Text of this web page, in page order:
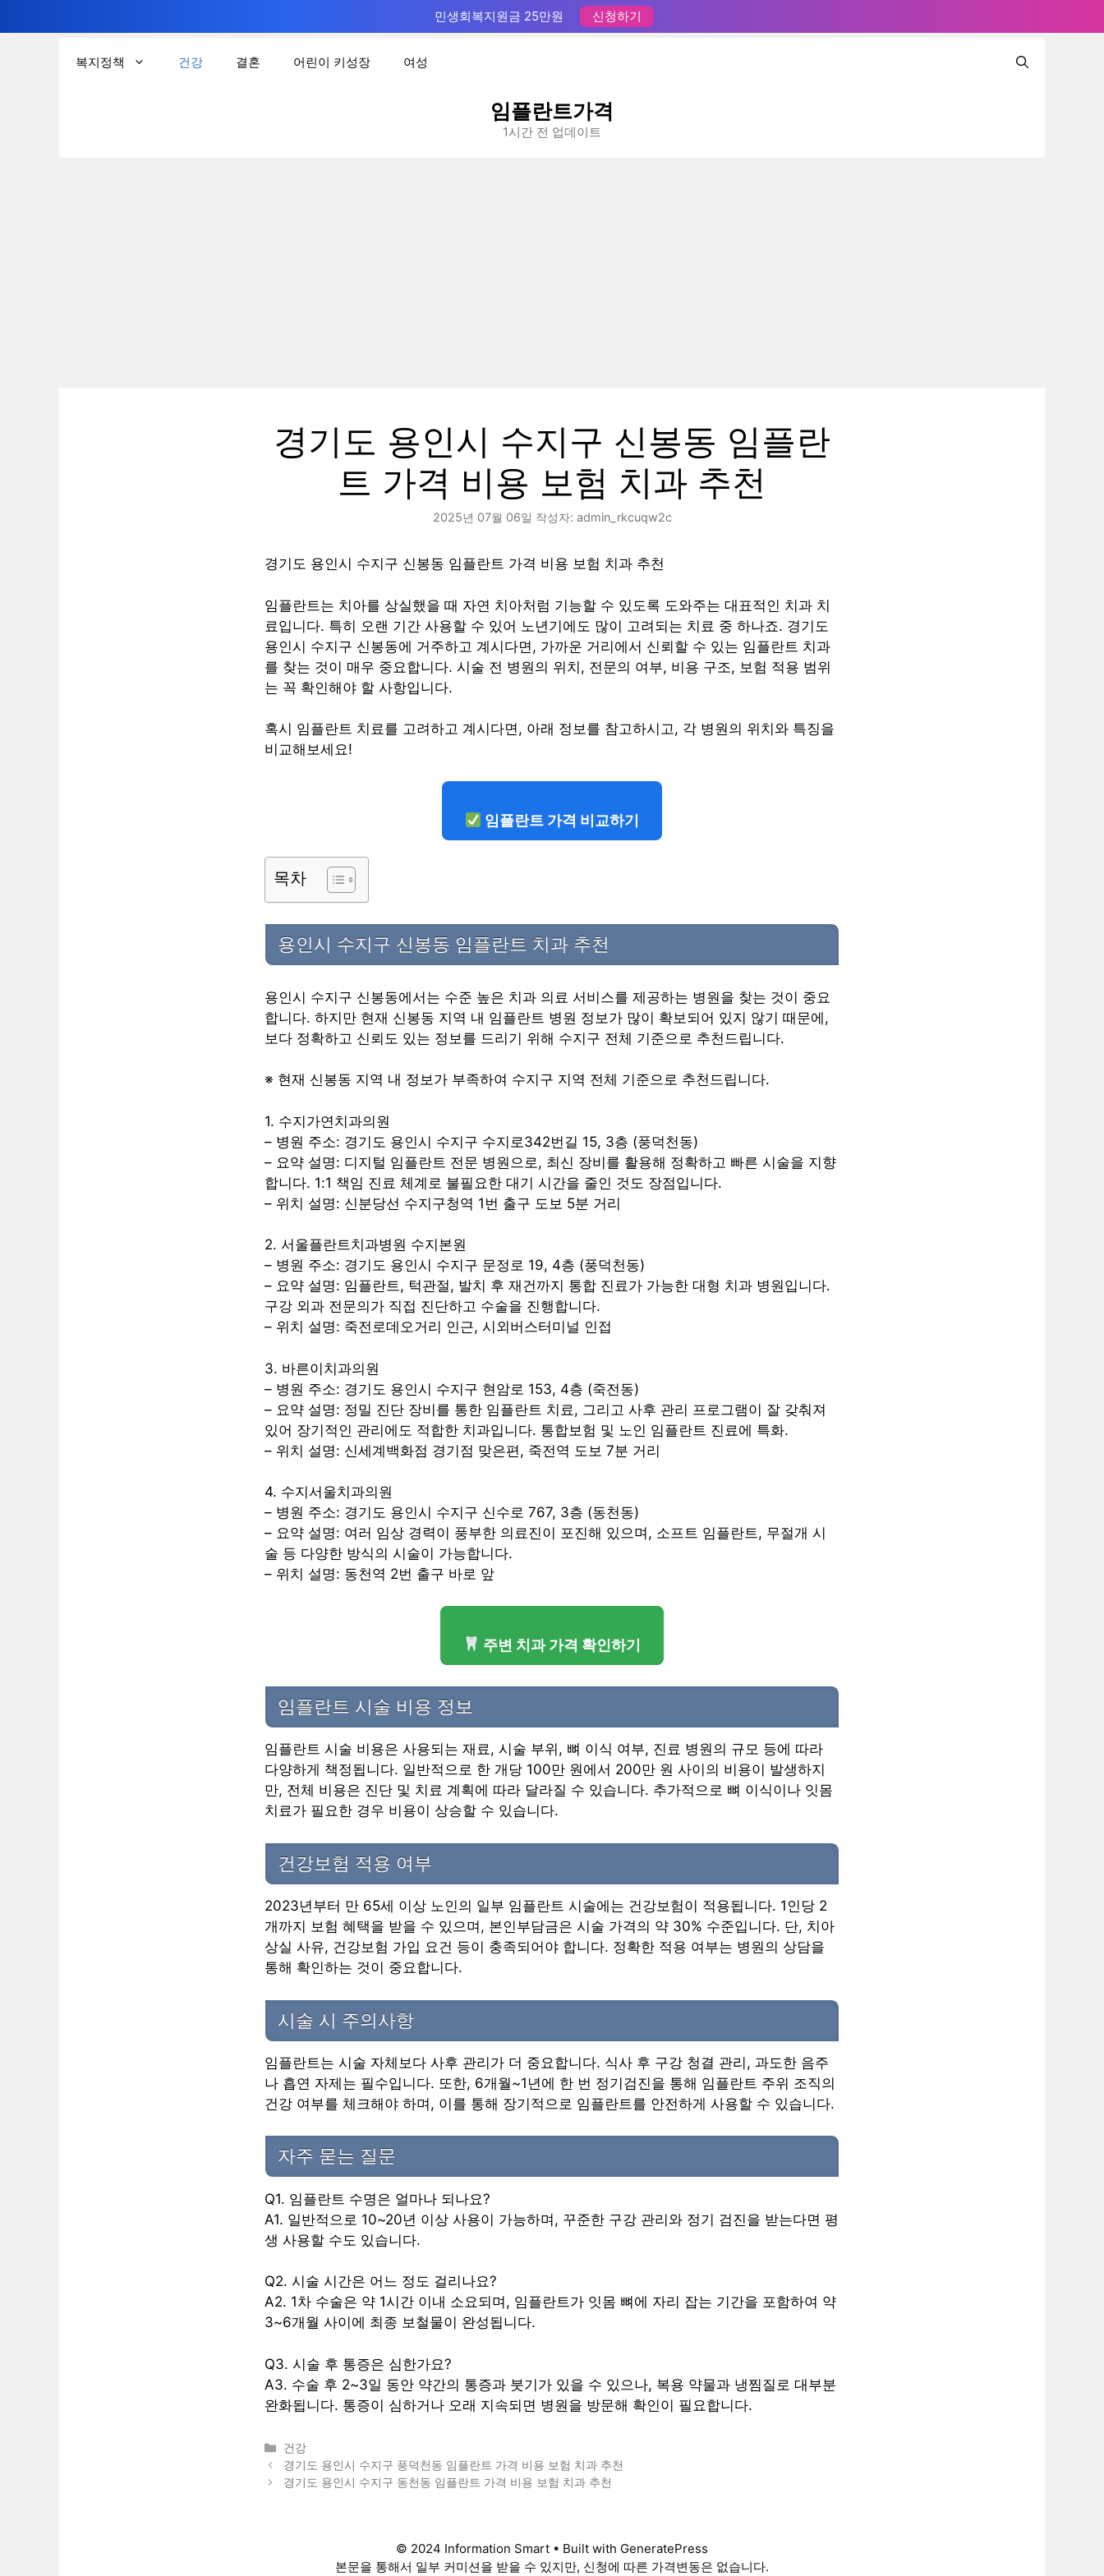
민생회복지원금 25만원 신청하기
복지정책 건강 결혼 어린이 키성장 여성
임플란트가격
1시간 전 업데이트
경기도 용인시 수지구 신봉동 임플란
트 가격 비용 보험 치과 추천
2025년 07월 06일 작성자: admin_rkcuqw2c
경기도 용인시 수지구 신봉동 임플란트 가격 비용 보험 치과 추천
임플란트는 치아를 상실했을 때 자연 치아처럼 기능할 수 있도록 도와주는 대표적인 치과 치
료입니다. 특히 오랜 기간 사용할 수 있어 노년기에도 많이 고려되는 치료 중 하나죠. 경기도
용인시 수지구 신봉동에 거주하고 계시다면, 가까운 거리에서 신뢰할 수 있는 임플란트 치과
를 찾는 것이 매우 중요합니다. 시술 전 병원의 위치, 전문의 여부, 비용 구조, 보험 적용 범위
는 꼭 확인해야 할 사항입니다.
혹시 임플란트 치료를 고려하고 계시다면, 아래 정보를 참고하시고, 각 병원의 위치와 특징을
비교해보세요!
임플란트 가격 비교하기
목차
용인시 수지구 신봉동 임플란트 치과 추천
용인시 수지구 신봉동에서는 수준 높은 치과 의료 서비스를 제공하는 병원을 찾는 것이 중요
합니다. 하지만 현재 신봉동 지역 내 임플란트 병원 정보가 많이 확보되어 있지 않기 때문에,
보다 정확하고 신뢰도 있는 정보를 드리기 위해 수지구 전체 기준으로 추천드립니다.
※ 현재 신봉동 지역 내 정보가 부족하여 수지구 지역 전체 기준으로 추천드립니다.
1. 수지가연치과의원
– 병원 주소: 경기도 용인시 수지구 수지로342번길 15, 3층 (풍덕천동)
– 요약 설명: 디지털 임플란트 전문 병원으로, 최신 장비를 활용해 정확하고 빠른 시술을 지향
합니다. 1:1 책임 진료 체계로 불필요한 대기 시간을 줄인 것도 장점입니다.
– 위치 설명: 신분당선 수지구청역 1번 출구 도보 5분 거리
2. 서울플란트치과병원 수지본원
– 병원 주소: 경기도 용인시 수지구 문정로 19, 4층 (풍덕천동)
– 요약 설명: 임플란트, 턱관절, 발치 후 재건까지 통합 진료가 가능한 대형 치과 병원입니다.
구강 외과 전문의가 직접 진단하고 수술을 진행합니다.
– 위치 설명: 죽전로데오거리 인근, 시외버스터미널 인접
3. 바른이치과의원
– 병원 주소: 경기도 용인시 수지구 현암로 153, 4층 (죽전동)
– 요약 설명: 정밀 진단 장비를 통한 임플란트 치료, 그리고 사후 관리 프로그램이 잘 갖춰져
있어 장기적인 관리에도 적합한 치과입니다. 통합보험 및 노인 임플란트 진료에 특화.
– 위치 설명: 신세계백화점 경기점 맞은편, 죽전역 도보 7분 거리
4. 수지서울치과의원
– 병원 주소: 경기도 용인시 수지구 신수로 767, 3층 (동천동)
– 요약 설명: 여러 임상 경력이 풍부한 의료진이 포진해 있으며, 소프트 임플란트, 무절개 시
술 등 다양한 방식의 시술이 가능합니다.
– 위치 설명: 동천역 2번 출구 바로 앞
주변 치과 가격 확인하기
임플란트 시술 비용 정보
임플란트 시술 비용은 사용되는 재료, 시술 부위, 뼈 이식 여부, 진료 병원의 규모 등에 따라
다양하게 책정됩니다. 일반적으로 한 개당 100만 원에서 200만 원 사이의 비용이 발생하지
만, 전체 비용은 진단 및 치료 계획에 따라 달라질 수 있습니다. 추가적으로 뼈 이식이나 잇몸
치료가 필요한 경우 비용이 상승할 수 있습니다.
건강보험 적용 여부
2023년부터 만 65세 이상 노인의 일부 임플란트 시술에는 건강보험이 적용됩니다. 1인당 2
개까지 보험 혜택을 받을 수 있으며, 본인부담금은 시술 가격의 약 30% 수준입니다. 단, 치아
상실 사유, 건강보험 가입 요건 등이 충족되어야 합니다. 정확한 적용 여부는 병원의 상담을
통해 확인하는 것이 중요합니다.
시술 시 주의사항
임플란트는 시술 자체보다 사후 관리가 더 중요합니다. 식사 후 구강 청결 관리, 과도한 음주
나 흡연 자제는 필수입니다. 또한, 6개월~1년에 한 번 정기검진을 통해 임플란트 주위 조직의
건강 여부를 체크해야 하며, 이를 통해 장기적으로 임플란트를 안전하게 사용할 수 있습니다.
자주 묻는 질문
Q1. 임플란트 수명은 얼마나 되나요?
A1. 일반적으로 10~20년 이상 사용이 가능하며, 꾸준한 구강 관리와 정기 검진을 받는다면 평
생 사용할 수도 있습니다.
Q2. 시술 시간은 어느 정도 걸리나요?
A2. 1차 수술은 약 1시간 이내 소요되며, 임플란트가 잇몸 뼈에 자리 잡는 기간을 포함하여 약
3~6개월 사이에 최종 보철물이 완성됩니다.
Q3. 시술 후 통증은 심한가요?
A3. 수술 후 2~3일 동안 약간의 통증과 붓기가 있을 수 있으나, 복용 약물과 냉찜질로 대부분
완화됩니다. 통증이 심하거나 오래 지속되면 병원을 방문해 확인이 필요합니다.
카
테
고
건강
경기도 용인시 수지구 풍덕천동 임플란트 가격 비용 보험 치과 추천
경기도 용인시 수지구 동천동 임플란트 가격 비용 보험 치과 추천
© 2024 Information Smart • Built with GeneratePress
본문을 통해서 일부 커미션을 받을 수 있지만, 신청에 따른 가격변동은 없습니다.